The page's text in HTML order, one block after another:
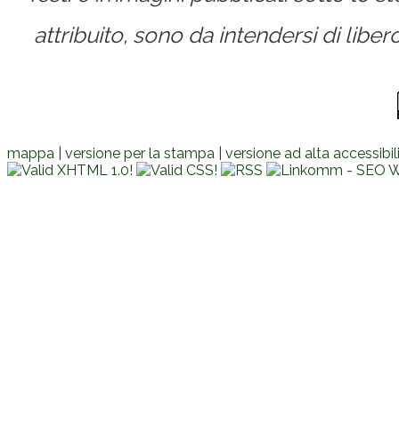
attribuito, sono da intendersi di
mappa versione per la stampa versione ad alta